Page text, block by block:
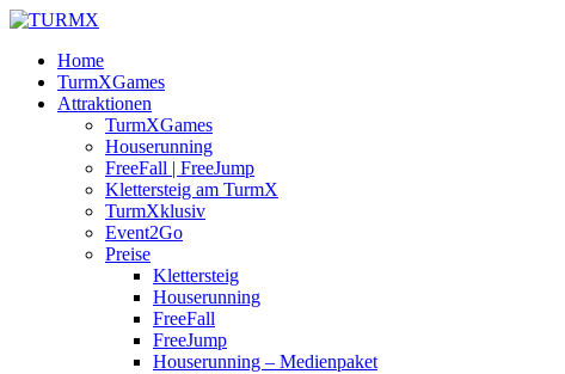
Home
TurmXGames
Attraktionen
TurmXGames
Houserunning
FreeFall | FreeJump
Klettersteig am TurmX
TurmXklusiv
Event2Go
Preise
Klettersteig
Houserunning
FreeFall
FreeJump
Houserunning – Medienpaket